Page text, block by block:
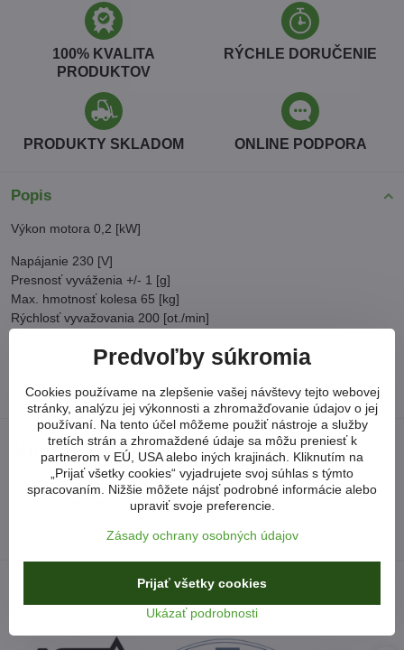
100% KVALITA
PRODUKTOV
RÝCHLE DORUČENIE
PRODUKTY SKLADOM ONLINE PODPORA
Popis
Výkon motora 0,2 [kW]
Napájanie 230 [V]
Presnosť vyváženia +/- 1 [g]
Max. hmotnosť kolesa 65 [kg]
Rýchlosť vyvažovania 200 [ot./min]
Max. šírka ráfika 20 [palec]
Hladina hluku 70 [dB]
Neviete si poradiť?
arkonsksro​@gmail​.com
Predvoľby súkromia
Cookies používame na zlepšenie vašej návštevy tejto webovej
stránky, analýzu jej výkonnosti a zhromažďovanie údajov o jej
používaní. Na tento účel môžeme použiť nástroje a služby
tretích strán a zhromaždené údaje sa môžu preniesť k
partnerom v EÚ, USA alebo iných krajinách. Kliknutím na
„Prijať všetky cookies“ vyjadrujete svoj súhlas s týmto
spracovaním. Nižšie môžete nájsť podrobné informácie alebo
upraviť svoje preferencie.
Zásady ochrany osobných údajov
Ukázať podrobnosti
Prijať všetky cookies